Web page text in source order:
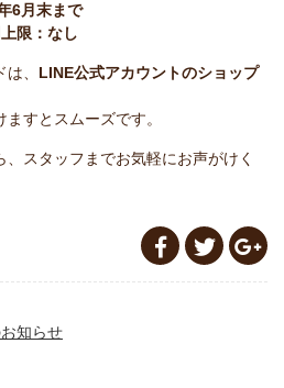
6月末まで
限：なし
、 LINE公式アカウントのショップ
すとスムーズです。
スタッフまでお気軽にお声がけく
知らせ